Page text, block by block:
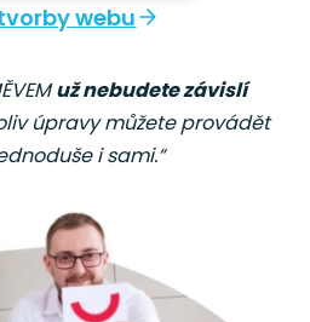
webu
už nebudete závislí
úpravy můžete provádět
i sami.“